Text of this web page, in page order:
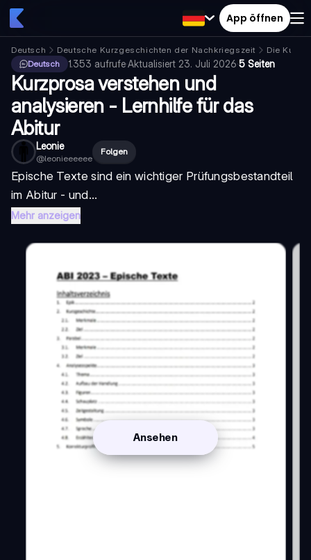
App öffnen
Deutsch Deutsche Kurzgeschichten der Nachkriegszeit
Die
Deutsch
1.353 aufrufe·Aktualisiert 23. Juli 2026·5 Seiten
Kurzprosa verstehen und
analysieren - Lernhilfe für das
Abitur
Leonie
@leonieeeeee
Folgen
Epische Texte sind ein wichtiger Prüfungsbestandteil
im Abitur - und...
Mehr anzeigen
Ansehen